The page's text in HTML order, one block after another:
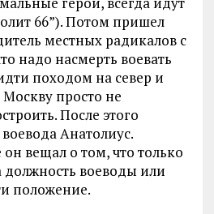
66”). Потом пришел
местных радикалов с
надо насмерть воевать
походом на север и
Москву просто не
После этого
Анатолиус.
вещал о том, что только
должность воеводы или
положение.